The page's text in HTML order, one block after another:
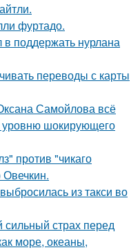
фуртадо.
поддержать нурлана
переводы с карты
Самойлова всё
уровню шокирующего
против "чикаго
Овечкин.
из такси во
страх перед
море, океаны,